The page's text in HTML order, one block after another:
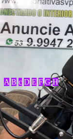
A B c D E F G H